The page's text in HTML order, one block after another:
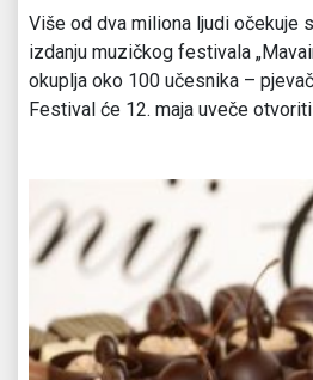
Više od dva miliona ljudi očekuje
izdanju muzičkog festivala
okuplja oko 100 učesnika –
Festival će 12. maja uveče